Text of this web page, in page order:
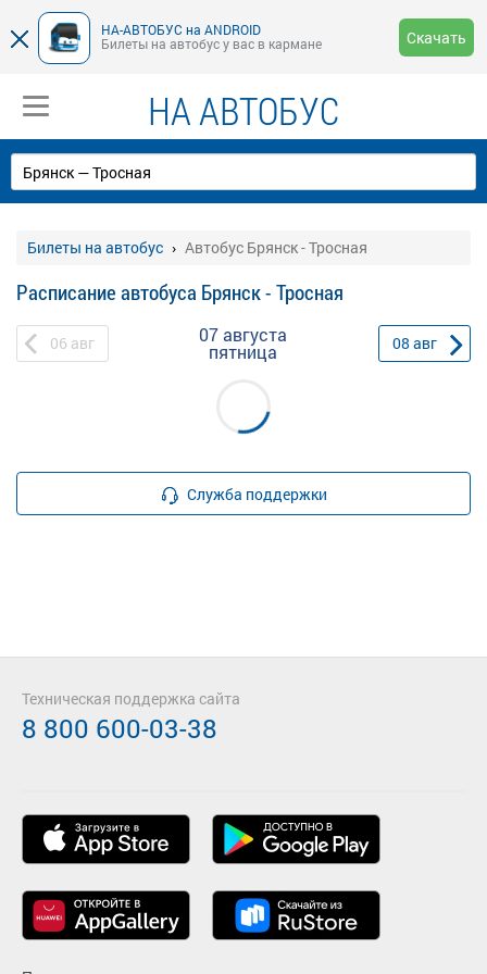
НА-АВТОБУС на ANDROID
Билеты на автобус у вас в кармане
Скачать
НА АВТОБУС
Билеты на автобус Автобус Брянск - Тросная
Расписание автобуса Брянск - Тросная
06 авг 07 августа
пятница 08 авг
Служба поддержки
Техническая поддержка сайта
8 800 600-03-38